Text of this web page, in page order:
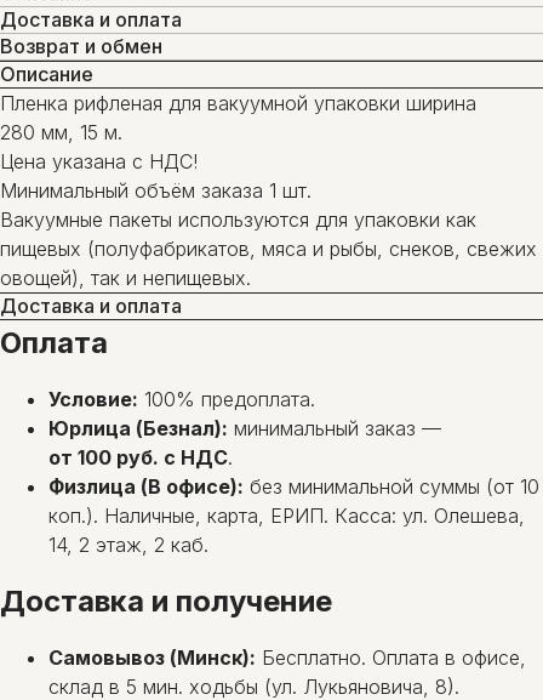
Доставка и оплата
Возврат и обмен
Описание
Пленка рифленая для вакуумной упаковки ширина
280 мм, 15 м.
Цена указана с НДС!
Минимальный объём заказа 1 шт.
Вакуумные пакеты используются для упаковки как
пищевых (полуфабрикатов, мяса и рыбы, снеков, свежих
овощей), так и непищевых.
Доставка и оплата
Оплата
Условие: 100% предоплата.
Юрлица (Безнал): минимальный заказ —
от 100 руб. с НДС.
Физлица (В офисе): без минимальной суммы (от 10
коп.). Наличные, карта, ЕРИП. Касса: ул. Олешева,
14, 2 этаж, 2 каб.
Доставка и получение
Самовывоз (Минск): Бесплатно. Оплата в офисе,
склад в 5 мин. ходьбы (ул. Лукьяновича, 8).